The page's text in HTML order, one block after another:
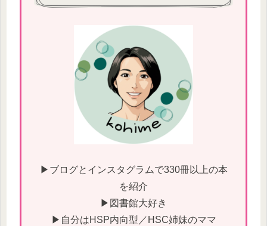
▶ブログとインスタグラムで330冊以上の本
を紹介
▶図書館大好き
▶自分はHSP内向型／HSC姉妹のママ